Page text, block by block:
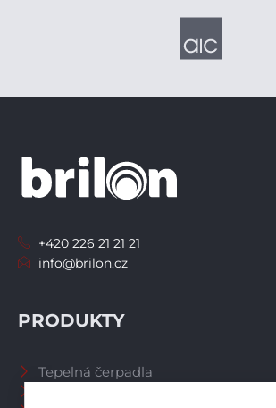
PRODUKTY
Tepelná čerpadla
+420 226 21 21 21
info@brilon.cz